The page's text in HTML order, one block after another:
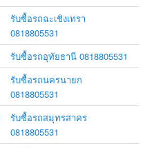
รับซื้อรถฉะเชิงเทรา
0818805531
รับซื้อรถอุทัยธานี 0818805531
รับซื้อรถนครนายก
0818805531
รับซื้อรถสมุทรสาคร
0818805531